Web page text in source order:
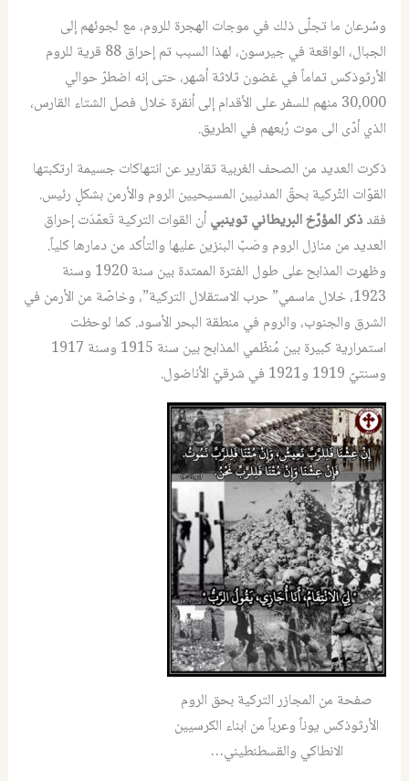
وسُرعان ما تجلّى ذلك في موجات الهجرة للروم، مع لجوئهم إلى
الجبال، الواقعة في جيرسون، لهذا السبب تم إحراق 88 قرية للروم
الأرثوذكس تماماً في غضون ثلاثة أشهر، حتى إنه اضطرّ حوالي
30,000 منهم للسفر على الأقدام إلى أنقرة خلال فصل الشتاء القارس،
الذي أدّى الى موت رُبعهم في الطريق.
ذكرت العديد من الصحف الغربية تقارير عن انتهاكات جسيمة ارتكبتها
القوّات التُركية بحقّ المدنيين المسيحيين الروم والأرمن بشكلٍ رئيس.
فقدذكر المؤرّخ البريطاني توينبيأن القوات التركية تَعمّدَت إحراق
العديد من منازل الروم وصَبّ البنزين عليها والتأكد من دمارها كلياً.
وظهرت المذابح على طول الفترة الممتدة بين سنة 1920 وسنة
1923، خلال ماسمي” حرب الاستقلال التركية”، وخاصّة من الأرمن في
الشرق والجنوب، والروم في منطقة البحر الأسود. كما لوحظت
استمرارية كبيرة بين مُنظّمي المذابح بين سنة 1915 وسنة 1917
وسنتيّ 1919 و1921 في شرقيّ الأناضول.
صفحة من المجازر التركية بحق الروم
الأرثوذكس يوناً وعرباً من ابناء الكرسيين
الانطاكي والقسطنطيني…